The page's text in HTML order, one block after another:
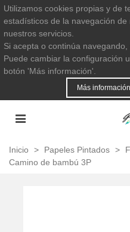
Utilizamos cookies propias y de
estadísticos de la navegación
nuestros servicios.
Si acepta o continúa
Puede cambiar la configuración
botón 'Más información'.
Más información
Inicio > Papeles Pintados >
Camino de bambú 3P